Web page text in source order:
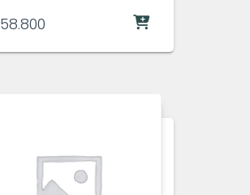
58.800